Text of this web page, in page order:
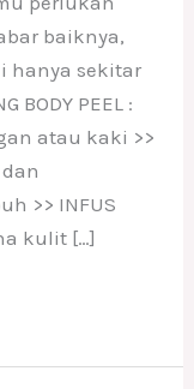
baiknya,
hanya sekitar
BODY PEEL :
atau kaki >>
>> INFUS
kulit […]